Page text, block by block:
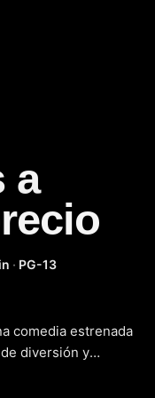
a
· PG-13
comedia estrenada
diversión y
de amigos que